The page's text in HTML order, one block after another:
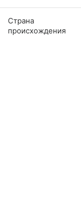
Страна
происхождения